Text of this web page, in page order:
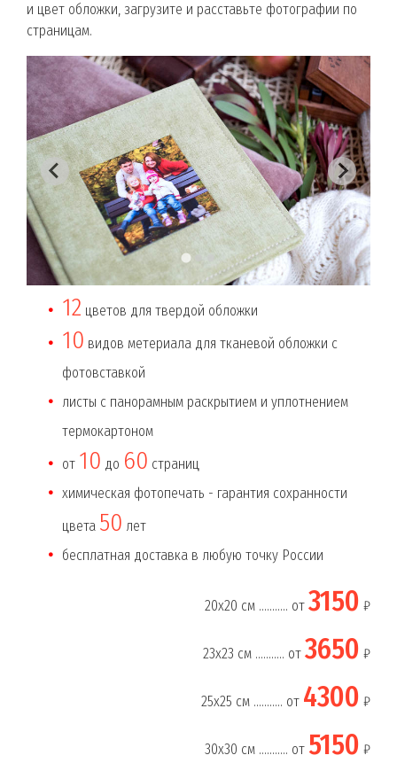
и цвет обложки, загрузите и расставьте фотографии по
страницам.
12 цветов для твердой обложки
10 видов метериала для тканевой обложки с
фотовставкой
листы с панорамным раскрытием и уплотнением
термокартоном
от 10 до 60 страниц
химическая фотопечать - гарантия сохранности
цвета 50 лет
бесплатная доставка в любую точку России
20х20 см ........... от 3150 ₽
23х23 см ........... от 3650 ₽
25х25 см ........... от 4300 ₽
30х30 см ........... от 5150 ₽